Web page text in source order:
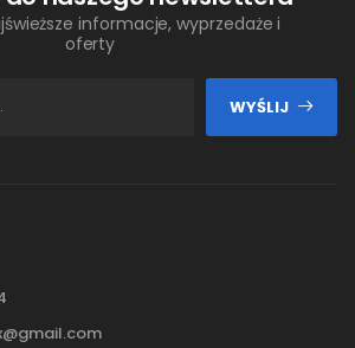
informacje, wyprzedaże i
oferty
WYŚLIJ